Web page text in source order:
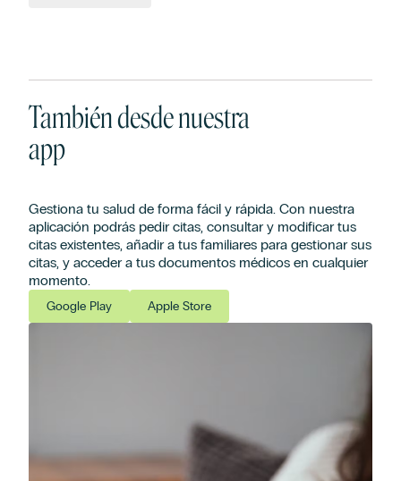
También desde nuestra
app
Gestiona tu salud de forma fácil y rápida. Con nuestra
aplicación podrás pedir citas, consultar y modificar tus
citas existentes, añadir a tus familiares para gestionar sus
citas, y acceder a tus documentos médicos en cualquier
momento.
Google Play Apple Store